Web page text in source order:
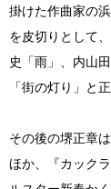
掛けた作曲家の
を皮切りとして
史「雨」、内山
「街の灯り」と
その後の堺正章
ほか、『カック